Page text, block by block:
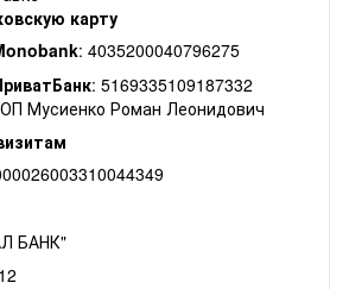
карту
: 4035200040796275
: 5169335109187332
Мусиенко Роман Леонидович
БАНК"